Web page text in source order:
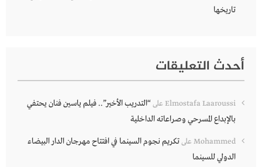
تاريخها
أحدث التعليقات
Elmostafa Laaroussi على“التدريب الأخير”.. فيلم ياسين فنان يحتفي
بالإبداع المسرحي وصراعاته الداخلية
Mohammed علىتكريم نجوم السينما في افتتاح مهرجان الدار البيضاء
الدولي للسينما